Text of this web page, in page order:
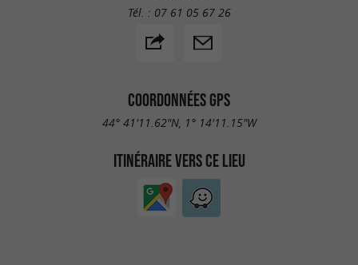
Tél. : 07 61 05 67 26
COORDONNÉES GPS
44° 41'11.62"N, 1° 14'11.15"W
ITINÉRAIRE VERS CE LIEU